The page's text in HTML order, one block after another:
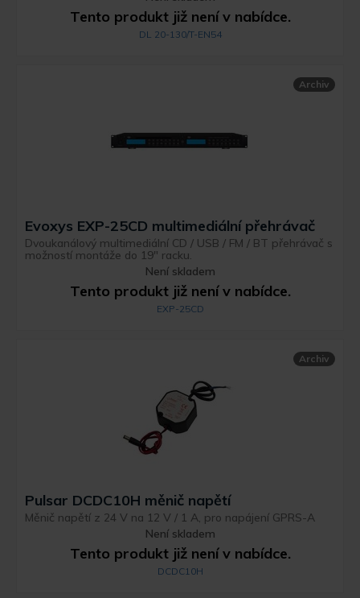
Tento produkt již není v nabídce.
DL 20-130/T-EN54
Archiv
Evoxys EXP-25CD multimediální přehrávač
Dvoukanálový multimediální CD / USB / FM / BT přehrávač s
možností montáže do 19" racku.
Není skladem
Tento produkt již není v nabídce.
EXP-25CD
Archiv
Pulsar DCDC10H měnič napětí
Měnič napětí z 24 V na 12 V / 1 A, pro napájení GPRS-A
Není skladem
Tento produkt již není v nabídce.
DCDC10H